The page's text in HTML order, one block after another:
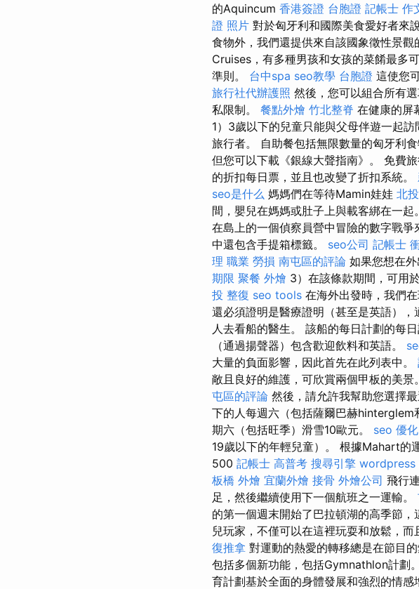
的Aquincum 香港簽證 台胞證 記帳士 作
證 照片 對於匈牙利和國際美食愛好者來
食物外，我們還提供來自該國象徵性景
Cruises，有多種男孩和女孩的菜餚最多
準則。 台中spa seo教學 台胞證 這使您
旅行社代辦護照 然後，您可以組合所有
私限制。 餐點外燴 竹北整脊 在健康的屏
1）3歲以下的兒童只能與父母伴遊一起
旅行者。 自助餐包括無限數量的匈牙利
但您可以下載《銀線大聲指南》。 免費
的折扣每日票，並且也改變了折扣系統。
seo是什么 媽媽們在等待Mamin娃娃 北
間，嬰兒在媽媽或肚子上與載客綁在一起
在島上的一個偵察員營中冒險的數字戰
中還包含手提箱標籤。 seo公司 記帳士
理 職業 勞損 南屯區的評論 如果您想在
期限 聚餐 外燴 3）在該條款期間，可用
投 整復 seo tools 在海外出發時，我們
還必須證明是醫療證明（甚至是英語）
人去看船的醫生。 該船的每日計劃的每
（通過揚聲器）包含歡迎飲料和英語。
大量的負面影響，因此首先在此列表中。
敞且良好的維護，可欣賞兩個甲板的美景
屯區的評論 然後，請允許我幫助您選擇
下的人每週六（包括薩爾巴赫hinterglem
期六（包括旺季）滑雪10歐元。 seo 優化
19歲以下的年輕兒童）。 根據Mahart的
500 記帳士 高普考 搜尋引擎 wordpress
板橋 外燴 宜蘭外燴 接骨 外燴公司 飛行
足，然後繼續使用下一個航班之一運輸。
的第一個週末開始了巴拉頓湖的高季節
兒玩家，不僅可以在這裡玩耍和放鬆，
復推拿 對運動的熱愛的轉移總是在節目
包括多個新功能，包括Gymnathlon計劃。
育計劃基於全面的身體發展和強烈的情